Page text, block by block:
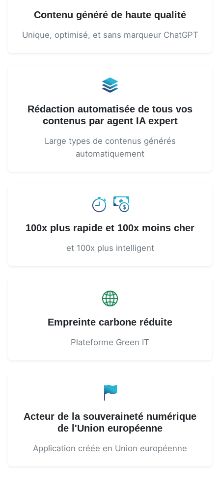
Contenu généré de haute qualité
Unique, optimisé, et sans marqueur ChatGPT
Rédaction automatisée de tous vos
contenus par agent IA expert
Large types de contenus générés
automatiquement
100x plus rapide et 100x moins cher
et 100x plus intelligent
Empreinte carbone réduite
Plateforme Green IT
Acteur de la souveraineté numérique
de l'Union européenne
Application créée en Union européenne